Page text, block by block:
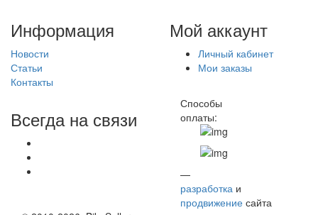
Информация
Новости
Статьи
Контакты
Мой аккаунт
Личный кабинет
Мои заказы
Всегда на связи
Способы
оплаты:
—
разработка и
продвижение сайта